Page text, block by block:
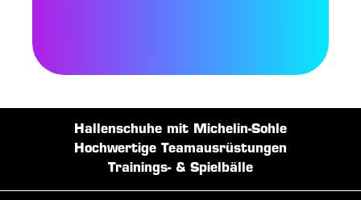
Hallenschuhe mit Michelin-Sohle
Hochwertige Teamausrüstungen
Trainings- & Spielbälle